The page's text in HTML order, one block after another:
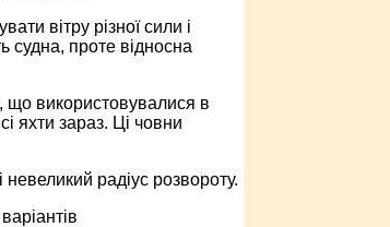
вітру різної сили і
судна, проте відносна
що використовувалися в
яхти зараз. Ці човни
радіус розвороту.